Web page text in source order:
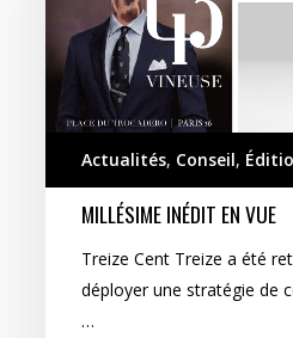
Actualités, Conseil,
MILLÉSIME INÉDIT EN VUE
Treize Cent Treize a été
déployer une stratégie de
…